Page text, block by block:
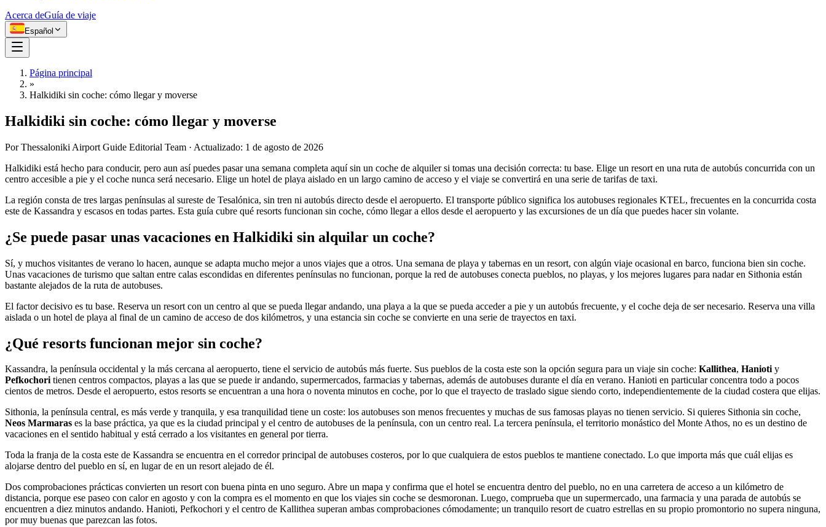
Acerca deGuía de viaje
Español
Página principal
»
Halkidiki sin coche: cómo llegar y moverse
Halkidiki sin coche: cómo llegar y moverse
Por Thessaloniki Airport Guide Editorial Team · Actualizado: 1 de agosto de 2026
Halkidiki está hecho para conducir, pero aun así puedes pasar una semana completa aquí sin un coche de alquiler si tomas una decisión correcta: tu base. Elige un resort en una ruta de autobús concurrida con un
centro accesible a pie y el coche nunca será necesario. Elige un hotel de playa aislado en un largo camino de acceso y el viaje se convertirá en una serie de tarifas de taxi.
La región consta de tres largas penínsulas al sureste de Tesalónica, sin tren ni autobús directo desde el aeropuerto. El transporte público significa los autobuses regionales KTEL, frecuentes en la concurrida costa
este de Kassandra y escasos en todas partes. Esta guía cubre qué resorts funcionan sin coche, cómo llegar a ellos desde el aeropuerto y las excursiones de un día que puedes hacer sin volante.
¿Se puede pasar unas vacaciones en Halkidiki sin alquilar un coche?
Sí, y muchos visitantes de verano lo hacen, aunque se adapta mucho mejor a unos viajes que a otros. Una semana de playa y tabernas en un resort, con algún viaje ocasional en barco, funciona bien sin coche.
Unas vacaciones de turismo que saltan entre calas escondidas en diferentes penínsulas no funcionan, porque la red de autobuses conecta pueblos, no playas, y los mejores lugares para nadar en Sithonia están
bastante alejados de la ruta de autobuses.
El factor decisivo es tu base. Reserva un resort con un centro al que se pueda llegar andando, una playa a la que se pueda acceder a pie y un autobús frecuente, y el coche deja de ser necesario. Reserva una villa
aislada o un hotel de playa al final de un camino de acceso de dos kilómetros, y una estancia sin coche se convierte en una serie de trayectos en taxi.
¿Qué resorts funcionan mejor sin coche?
Kassandra, la península occidental y la más cercana al aeropuerto, tiene el servicio de autobús más fuerte. Sus pueblos de la costa este son la opción segura para un viaje sin coche: Kallithea, Haniotiy
Pefkochoritienen centros compactos, playas a las que se puede ir andando, supermercados, farmacias y tabernas, además de autobuses durante el día en verano. Hanioti en particular concentra todo a pocos
cientos de metros. Desde el aeropuerto, estos resorts se encuentran a una hora o noventa minutos en coche, por lo que el trayecto de traslado sigue siendo corto, independientemente de la ciudad costera que elijas.
Sithonia, la península central, es más verde y tranquila, y esa tranquilidad tiene un coste: los autobuses son menos frecuentes y muchas de sus famosas playas no tienen servicio. Si quieres Sithonia sin coche,
Neos Marmaras es la base práctica, ya que es la ciudad principal y el centro de autobuses de la península, con un centro real. La tercera península, el territorio monástico del Monte Athos, no es un destino de
vacaciones en el sentido habitual y está cerrado a los visitantes en general por tierra.
Toda la franja de la costa este de Kassandra se encuentra en el corredor principal de autobuses costeros, por lo que cualquiera de estos pueblos te mantiene conectado. Lo que importa más que cuál elijas es
alojarse dentro del pueblo en sí, en lugar de en un resort alejado de él.
Dos comprobaciones prácticas convierten un resort con buena pinta en uno seguro. Abre un mapa y confirma que el hotel se encuentra dentro del pueblo, no en una carretera de acceso a un kilómetro de
distancia, porque ese paseo con calor en agosto y con la compra es el momento en que los viajes sin coche se desmoronan. Luego, comprueba que un supermercado, una farmacia y una parada de autobús se
encuentren a diez minutos andando. Hanioti, Pefkochori y el centro de Kallithea superan ambas comprobaciones cómodamente; un tranquilo resort de cuatro estrellas en su propio promontorio no supera ninguna,
por muy buenas que parezcan las fotos.